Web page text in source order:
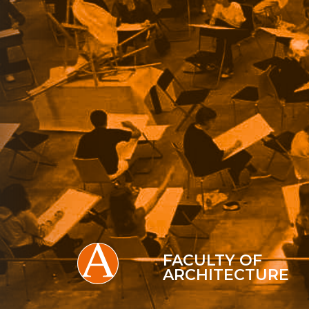
FACULTY OF
ARCHITECTURE